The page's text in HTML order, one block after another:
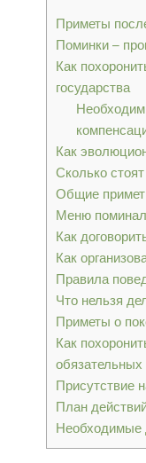
Приметы
Поминки –
Как
государства
Как
Сколько
Общие
Меню
Как
Как
Правила
Что нельзя
Приметы о
Как
обязательных
Присутствие
План
Необходимые